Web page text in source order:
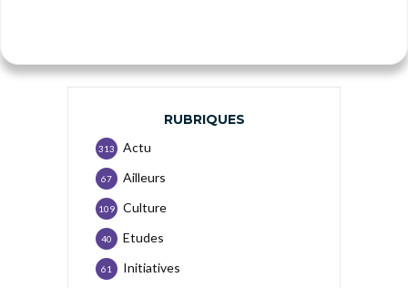
RUBRIQUES
Actu
313
Ailleurs
67
Culture
109
Etudes
40
Initiatives
61